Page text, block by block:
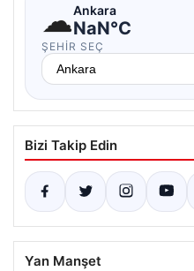
☁Ankara
NaN°C
ŞEHIR SEÇ
Bizi Takip Edin
Yan Manşet